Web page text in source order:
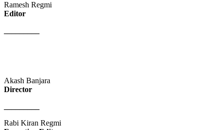
Ramesh Regmi
Editor
Akash Banjara
Director
Rabi Kiran Regmi